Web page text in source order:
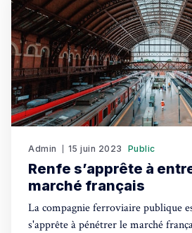
Admin 15 juin 2023 Public
Renfe s’apprête à
marché français
La compagnie ferroviaire publique
s'apprête à pénétrer le marché